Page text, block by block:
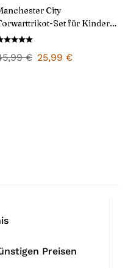
City
Set für Kinder
25
€ 25,99 €
Preisen